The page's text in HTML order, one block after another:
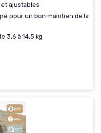
ajustables
pour un bon maintien de la
3,6 à 14,5 kg